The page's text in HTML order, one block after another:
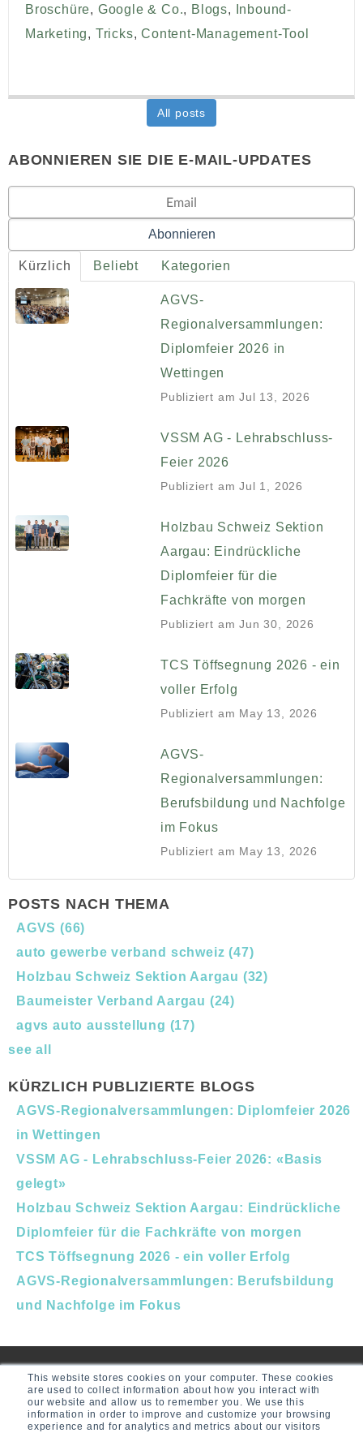
This website stores cookies on your computer. These cookies
are used to collect information about how you interact with
our website and allow us to remember you. We use this
information in order to improve and customize your browsing
experience and for analytics and metrics about our visitors
Broschüre, Google & Co., Blogs,
Inbound-
Marketing, Tricks,Content-Management-Tool
All posts
ABONNIEREN SIE DIE E-MAIL-UPDATES
Kürzlich Beliebt Kategorien
AGVS-
Regionalversammlungen:
Diplomfeier 2026 in
Wettingen
Publiziert am Jul 13, 2026
VSSM AG - Lehrabschluss-
Feier 2026
Publiziert am Jul 1, 2026
Holzbau Schweiz Sektion
Aargau: Eindrückliche
Diplomfeier für die
Fachkräfte von morgen
Publiziert am Jun 30, 2026
TCS Töffsegnung 2026 - ein
voller Erfolg
Publiziert am May 13, 2026
AGVS-
Regionalversammlungen:
Berufsbildung und Nachfolge
im Fokus
Publiziert am May 13, 2026
POSTS NACH THEMA
AGVS (66)
auto gewerbe verband schweiz(47)
Holzbau Schweiz Sektion Aargau (32)
Baumeister Verband Aargau (24)
agvs auto ausstellung (17)
see all
KÜRZLICH PUBLIZIERTE BLOGS
AGVS-Regionalversammlungen: Diplomfeier 2026
in Wettingen
VSSM AG - Lehrabschluss-Feier 2026: «Basis
gelegt»
Holzbau Schweiz Sektion Aargau: Eindrückliche
Diplomfeier für die Fachkräfte von morgen
TCS Töffsegnung 2026 - ein voller Erfolg
AGVS-Regionalversammlungen: Berufsbildung
und Nachfolge im Fokus